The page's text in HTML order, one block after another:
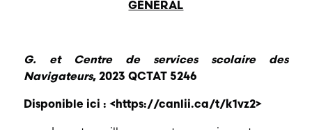
GÉNÉRAL
G. et Centre de services scolaire des
Navigateurs, 2023 QCTAT 5246
Disponible ici : < https://canlii.ca/t/k1vz2>